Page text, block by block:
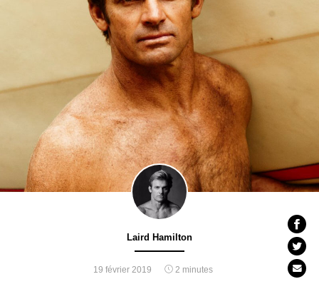
Laird Hamilton
19 février 2019 2 minutes